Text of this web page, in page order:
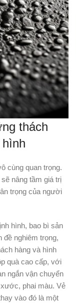
thách
cùng quan trọng.
nâng tầm giá trị
trọng của người
hình, bao bì sản
đề nghiêm trọng,
hàng và hình
quà cao cấp, với
ngắn vận chuyển
phai màu. Vẻ
vào đó là một